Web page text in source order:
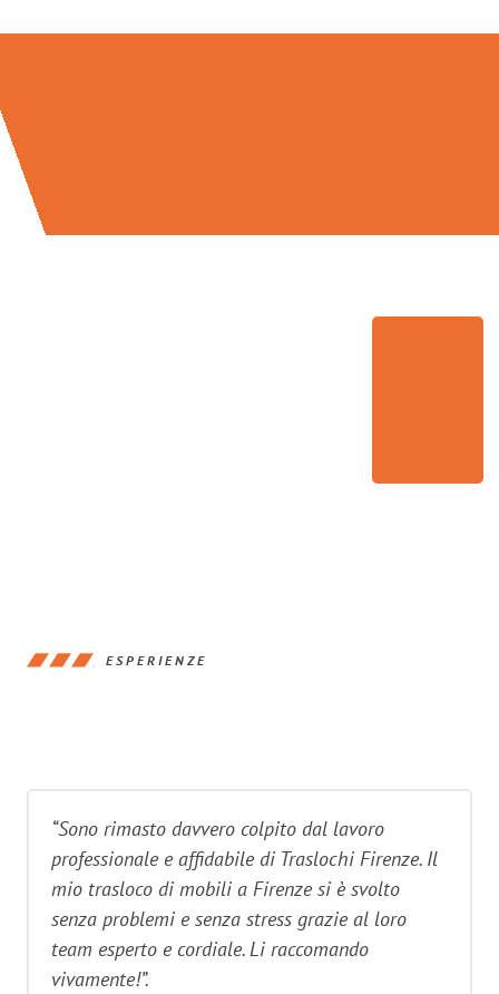
ESPERIENZE
“Sono rimasto davvero colpito dal lavoro
professionale e affidabile di Traslochi Firenze. Il
mio trasloco di mobili a Firenze si è svolto
senza problemi e senza stress grazie al loro
team esperto e cordiale. Li raccomando
vivamente!”.